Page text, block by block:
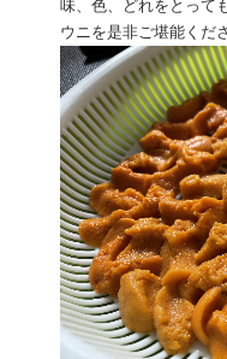
味、色、どれをとって
ウニを是非ご堪能くだ